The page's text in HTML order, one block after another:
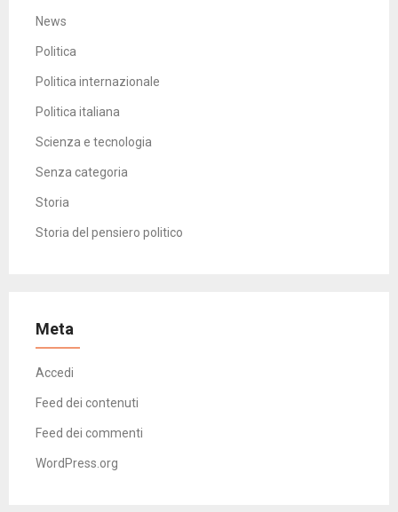
News
Politica
Politica internazionale
Politica italiana
Scienza e tecnologia
Senza categoria
Storia
Storia del pensiero politico
Meta
Accedi
Feed dei contenuti
Feed dei commenti
WordPress.org